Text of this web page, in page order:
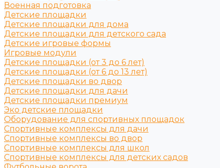
Военная подготовка
Детские площадки
Детские площадки для дома
Детские площадки для детского сада
Детские игровые формы
Игровые модули
Детские площадки (от 3 до 6 лет)
Детские площадки (от 6 до 13 лет)
Детские площадки во двор
Детские площадки для дачи
Детские площадки премиум
Эко детские площадки
Оборудование для спортивных площадок
Спортивные комплексы для дачи
Спортивные комплексы во двор
Спортивные комплексы для школ
Спортивные комплексы для детских садов